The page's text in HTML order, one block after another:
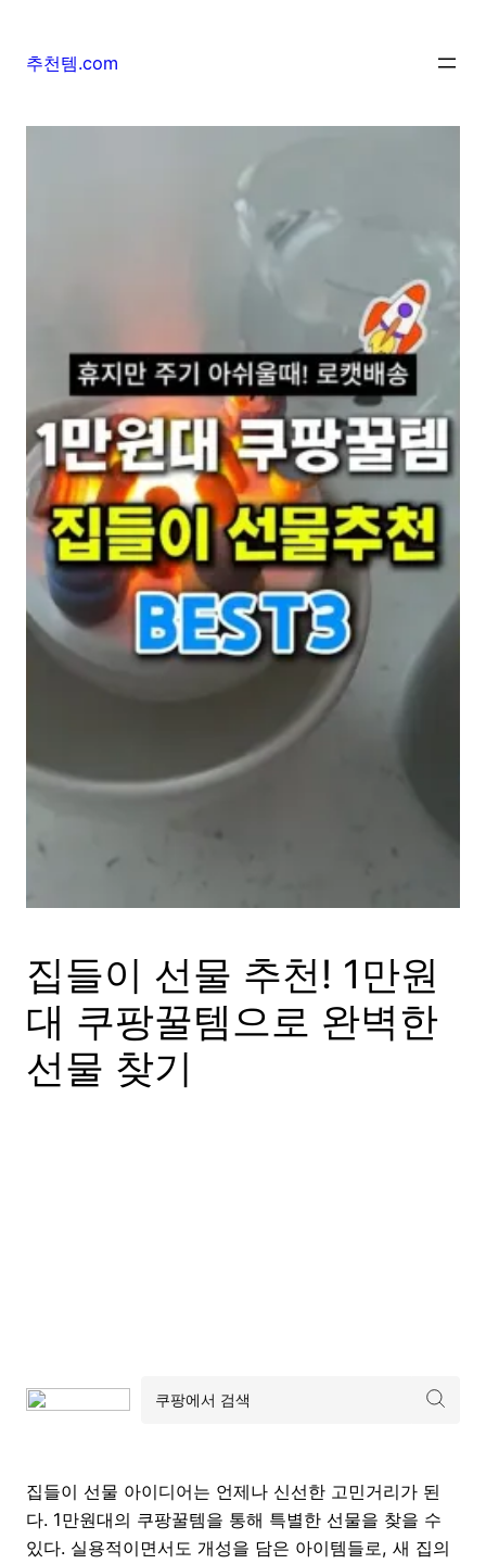
추천템.com
집들이 선물 추천! 1만원
대 쿠팡꿀템으로 완벽한
선물 찾기
집들이 선물 아이디어는 언제나 신선한 고민거리가 된
다. 1만원대의 쿠팡꿀템을 통해 특별한 선물을 찾을 수
있다. 실용적이면서도 개성을 담은 아이템들로, 새 집의